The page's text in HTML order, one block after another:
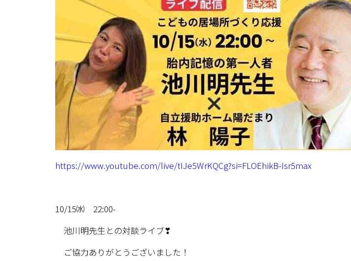
https://www.youtube.com/live/tIJe5WrKQCg?si=FLOEhikB-Isr5max
10/15㈬ 22:00-
池川明先生との対談ライブ❣
ご協力ありがとうございました！